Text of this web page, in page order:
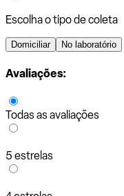
Escolha o tipo de coleta
Domiciliar No laboratório
Avaliações:
Todas as avaliações
5 estrelas